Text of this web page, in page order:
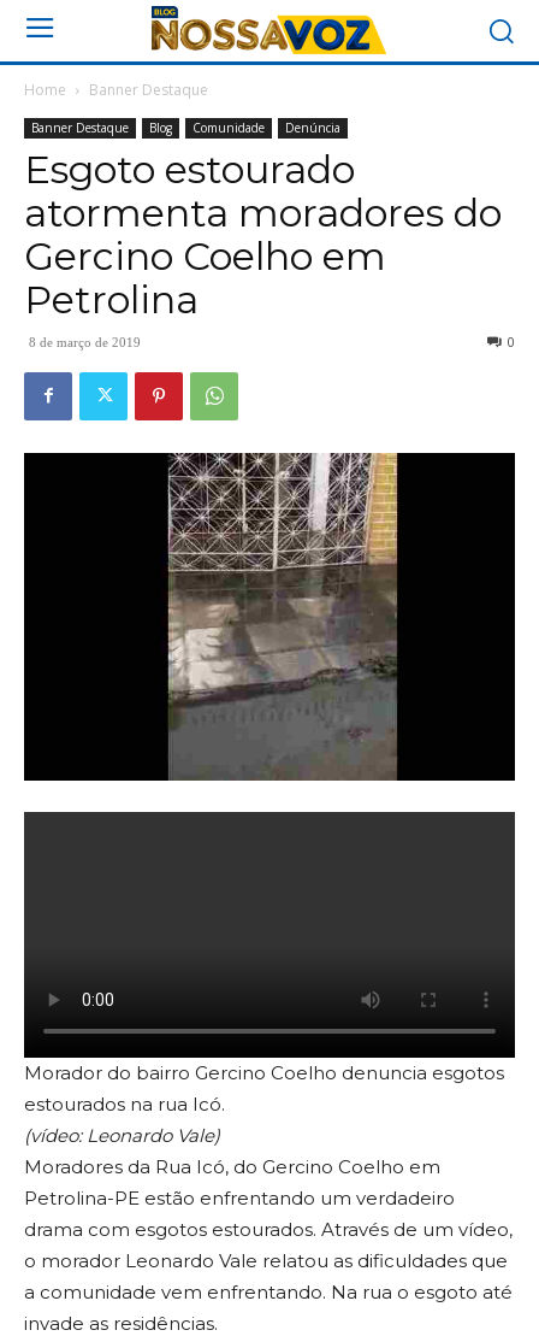
Home Banner Destaque
Banner Destaque Blog Comunidade Denúncia
Esgoto estourado
atormenta moradores do
Gercino Coelho em
Petrolina
8 de março de 2019 0
Morador do bairro Gercino Coelho denuncia esgotos
estourados na rua Icó.
(vídeo: Leonardo Vale)
Moradores da Rua Icó, do Gercino Coelho em
Petrolina-PE estão enfrentando um verdadeiro
drama com esgotos estourados. Através de um vídeo,
o morador Leonardo Vale relatou as dificuldades que
a comunidade vem enfrentando. Na rua o esgoto até
invade as residências.